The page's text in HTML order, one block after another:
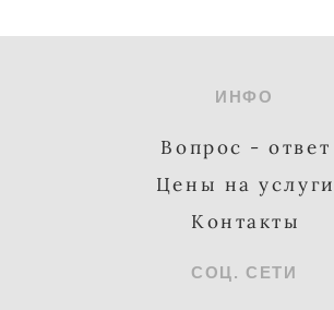
ИНФО
Вопрос - ответ
Цены на услуги
Контакты
СОЦ. СЕТИ